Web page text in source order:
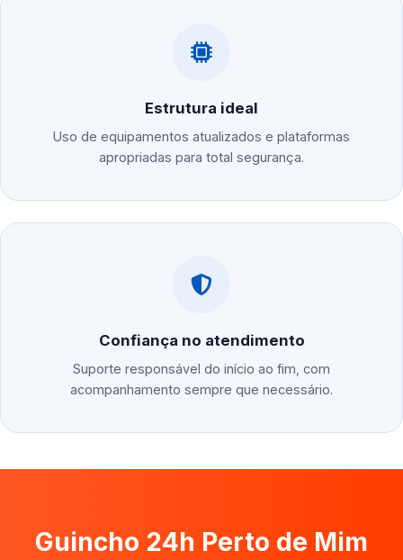
Estrutura ideal
Uso de equipamentos atualizados e plataformas
apropriadas para total segurança.
Confiança no atendimento
Suporte responsável do início ao fim, com
acompanhamento sempre que necessário.
Guincho 24h Perto de Mim